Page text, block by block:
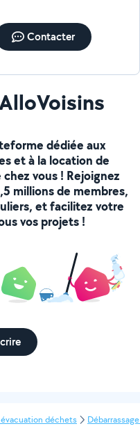
Contacter
dédiée aux
et à la location de
vous ! Rejoignez
millions de membres,
et facilitez votre
vos projets !
déchets